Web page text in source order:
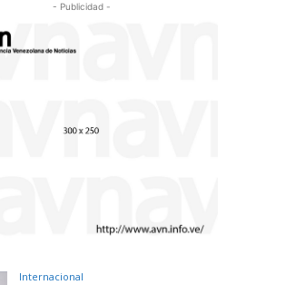
- Publicidad -
Internacional